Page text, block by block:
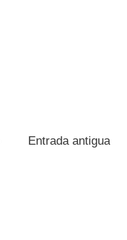
Entrada antigua